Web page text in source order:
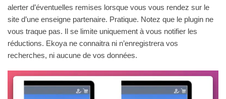
alerter d’éventuelles remises lorsque vous vous rendez sur le
site d’une enseigne partenaire. Pratique. Notez que le plugin ne
vous traque pas. Il se limite uniquement à vous notifier les
réductions. Ekoya ne connaitra ni n’enregistrera vos
recherches, ni aucune de vos données.